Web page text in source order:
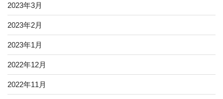
2023年3月
2023年2月
2023年1月
2022年12月
2022年11月